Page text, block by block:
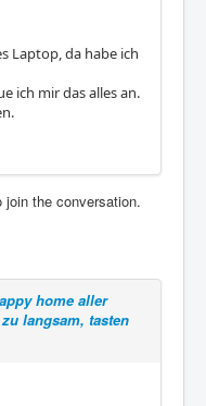
Laptop, da habe ich
ich mir das alles an.
join the conversation.
home aller
langsam, tasten